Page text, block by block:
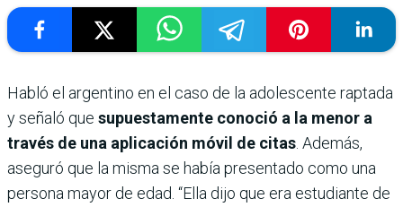
Habló el argentino en el caso de la adolescente raptada
y señaló que supuestamente conoció a la menor a
través de una aplicación móvil de citas . Además,
aseguró que la misma se había presentado como una
persona mayor de edad. “Ella dijo que era estudiante de